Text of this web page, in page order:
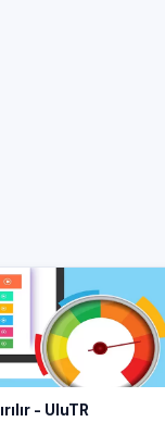
- UluTR